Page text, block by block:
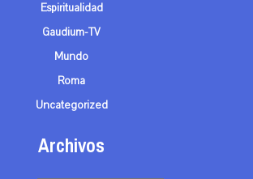
Espiritualidad
Gaudium-TV
Mundo
Roma
Uncategorized
Archivos